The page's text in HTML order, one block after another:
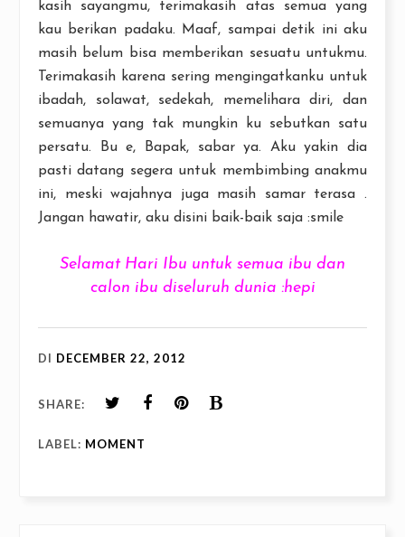
kasih sayangmu, terimakasih atas semua yang
kau berikan padaku. Maaf, sampai detik ini aku
masih belum bisa memberikan sesuatu untukmu.
Terimakasih karena sering mengingatkanku untuk
ibadah, solawat, sedekah, memelihara diri, dan
semuanya yang tak mungkin ku sebutkan satu
persatu. Bu e, Bapak, sabar ya. Aku yakin dia
pasti datang segera untuk membimbing anakmu
ini, meski wajahnya juga masih samar terasa .
Jangan hawatir, aku disini baik-baik saja :smile
Selamat Hari Ibu untuk semua ibu dan
calon ibu diseluruh dunia :hepi
DI DECEMBER 22, 2012
SHARE:
LABEL: MOMENT